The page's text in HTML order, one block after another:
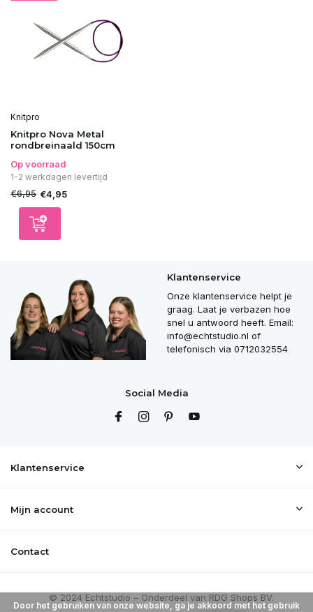
Knitpro
Knitpro Nova Metal
rondbreinaald 150cm
Op voorraad
1-2 werkdagen levertijd
€6,95 €4,95
Klantenservice
Onze klantenservice helpt je
graag. Laat je verbazen hoe
snel u antwoord heeft. Email:
info@echtstudio.nl of
telefonisch via 0712032554
Social Media
Klantenservice
Mijn account
Contact
Door het gebruiken van onze website, ga je akkoord met het gebruik